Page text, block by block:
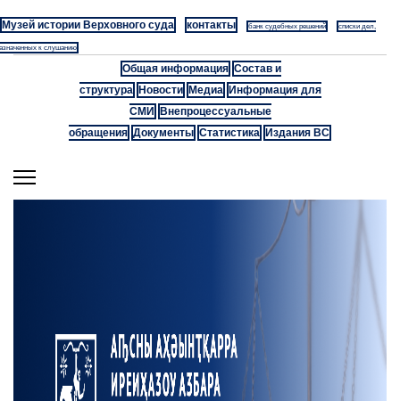
Музей истории Верховного суда контакты банк судебных решений списки дел,
к слушанию
Общая информация Состав и
структура
Новости Медиа
Информация для
СМИ
Внепроцессуальные
обращения Документы Статистика Издания ВС